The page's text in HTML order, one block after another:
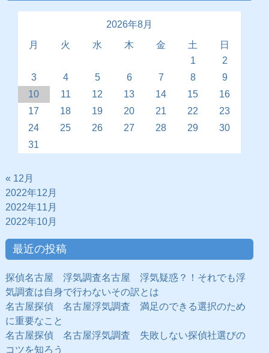
2026年8月
月
火 水 木 金 土
日
1
2
3
4 5 6 7 8
9
10
11 12 13 14 15
16
17
18 19 20 21 22
23
24
25 26 27 28 29
30
31
« 12月
2022年12月
2022年11月
2022年10月
最近の投稿
探偵名古屋 浮気調査名古屋 浮気疑惑？！それでも浮
気調査は自身で行わないその訳とは
名古屋探偵 名古屋浮気調査 満足のできる選択のため
に重要なこと
名古屋探偵 名古屋浮気調査 失敗しない探偵社選びの
コツを知ろう